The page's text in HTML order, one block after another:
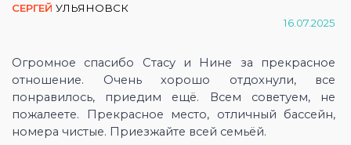
СЕРГЕЙ УЛЬЯНОВСК
16.07.2025
Огромное спасибо Стасу и Нине за прекрасное
отношение. Очень хорошо отдохнули, все
понравилось, приедим ещё. Всем советуем, не
пожалеете. Прекрасное место, отличный бассейн,
номера чистые. Приезжайте всей семьёй.